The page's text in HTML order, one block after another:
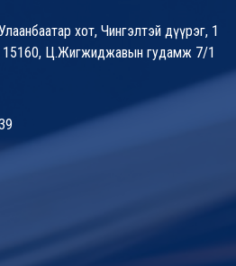
хот, Чингэлтэй дүүрэг, 1
15160, Ц.Жигжиджавын гудамж 7/1